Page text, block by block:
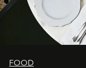
FOOD